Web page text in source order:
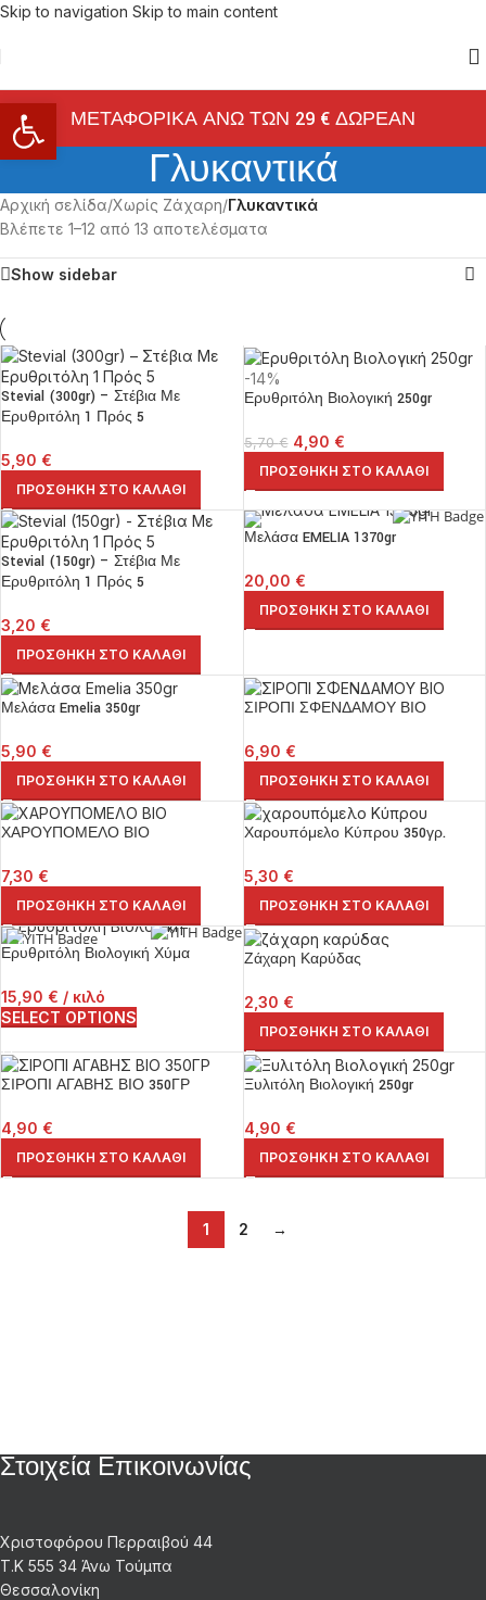
Skip to navigation Skip to main content
ΜΕΤΑΦΟΡΙΚΑ ΑΝΩ ΤΩΝ 29 € ΔΩΡΕΑΝ
Γλυκαντικά
Αρχική σελίδα/Χωρίς Ζάχαρη/Γλυκαντικά
Βλέπετε 1–12 από 13 αποτελέσματα
Show sidebar
Stevial (300gr) – Στέβια Με
Ερυθριτόλη 1 Πρός 5
5,90 €
ΠΡΟΣΘΉΚΗ ΣΤΟ ΚΑΛΆΘΙ
-14%
Ερυθριτόλη Βιολογική 250gr
5,70€ 4,90 €
ΠΡΟΣΘΉΚΗ ΣΤΟ ΚΑΛΆΘΙ
Stevial (150gr) – Στέβια Με
Ερυθριτόλη 1 Πρός 5
3,20 €
ΠΡΟΣΘΉΚΗ ΣΤΟ ΚΑΛΆΘΙ
Μελάσα EMELIA 1370gr
20,00 €
ΠΡΟΣΘΉΚΗ ΣΤΟ ΚΑΛΆΘΙ
Μελάσα Emelia 350gr
5,90 €
ΠΡΟΣΘΉΚΗ ΣΤΟ ΚΑΛΆΘΙ
ΣΙΡΟΠΙ ΣΦΕΝΔΑΜΟΥ ΒΙΟ
6,90 €
ΠΡΟΣΘΉΚΗ ΣΤΟ ΚΑΛΆΘΙ
ΧΑΡΟΥΠΟΜΕΛΟ ΒΙΟ
7,30 €
ΠΡΟΣΘΉΚΗ ΣΤΟ ΚΑΛΆΘΙ
Χαρουπόμελο Κύπρου 350γρ.
5,30 €
ΠΡΟΣΘΉΚΗ ΣΤΟ ΚΑΛΆΘΙ
Ερυθριτόλη Βιολογική Χύμα
15,90 € / κιλό
SELECT OPTIONS
Ζάχαρη Καρύδας
2,30 €
ΠΡΟΣΘΉΚΗ ΣΤΟ ΚΑΛΆΘΙ
ΣΙΡΟΠΙ ΑΓΑΒΗΣ ΒΙΟ 350ΓΡ
4,90 €
ΠΡΟΣΘΉΚΗ ΣΤΟ ΚΑΛΆΘΙ
Ξυλιτόλη Βιολογική 250gr
4,90 €
ΠΡΟΣΘΉΚΗ ΣΤΟ ΚΑΛΆΘΙ
1 2 →
Στοιχεία Επικοινωνίας
Χριστοφόρου Περραιβού 44
Τ.Κ 555 34 Άνω Τούμπα
Θεσσαλονίκη
Ανοίξτε τη γραμμή εργαλείων